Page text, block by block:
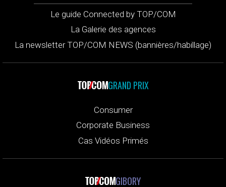
Le guide Connected by TOP/COM
La Galerie des agences
La newsletter TOP/COM NEWS (bannières/habillage)
GRAND PRIX
Consumer
Corporate Business
Cas Vidéos Primés
GIBORY